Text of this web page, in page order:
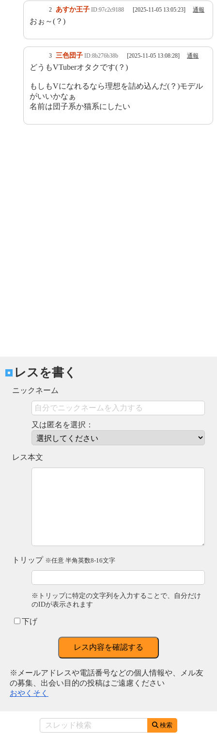
2 あすか王子 ID:97c2c9188 [2025-11-05 13:05:23] 通報
おぉ～(？)
3 三色団子 ID:8b276b38b [2025-11-05 13:08:28] 通報
どうもVTuberオタクです(？)
もしもVになれるなら理想を詰め込んだ(？)モデル
がいいかなぁ
名前は団子系か猫系にしたい
レスを書く
ニックネーム
又は匿名を選択：
レス本文
トリップ ※任意 半角英数8-16文字
※トリップに特定の文字列を入力することで、自分だけ
のIDが表示されます
下げ
レス内容を確認する
※メールアドレスや電話番号などの個人情報や、メル友
の募集、出会い目的の投稿はご遠慮ください
おやくそく
検索